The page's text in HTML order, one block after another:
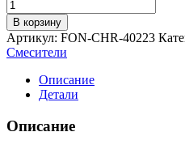
В корзину
Артикул: FON-CHR-40223
Смесители
Описание
Детали
Описание